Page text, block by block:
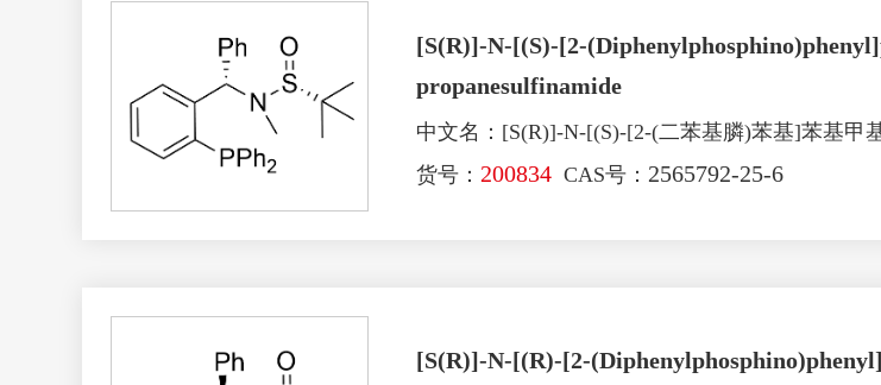
[S(R)]-N-[(S)-[2-
propanesulfinamide
中文名：[S(R)]-N-[(S)-[2-(二苯基膦)苯基]苯基甲
货号： 200834 CAS号： 2565792-25-6
[S(R)]-N-[(R)-[2-